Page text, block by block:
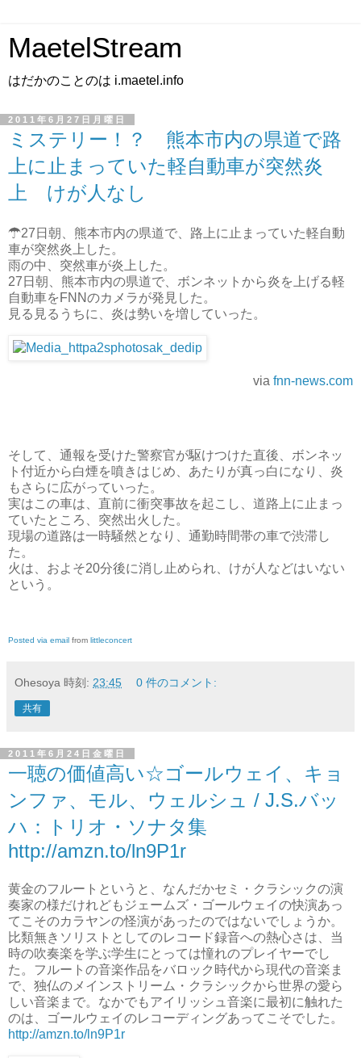
MaetelStream
はだかのことのは i.maetel.info
2011年6月27日月曜日
ミステリー！？ 熊本市内の県道で路
上に止まっていた軽自動車が突然炎
上 けが人なし
☂27日朝、熊本市内の県道で、路上に止まっていた軽自動
車が突然炎上した。
雨の中、突然車が炎上した。
27日朝、熊本市内の県道で、ボンネットから炎を上げる軽
自動車をFNNのカメラが発見した。
見る見るうちに、炎は勢いを増していった。
via fnn-news.com
そして、通報を受けた警察官が駆けつけた直後、ボンネッ
ト付近から白煙を噴きはじめ、あたりが真っ白になり、炎
もさらに広がっていった。
実はこの車は、直前に衝突事故を起こし、道路上に止まっ
ていたところ、突然出火した。
現場の道路は一時騒然となり、通勤時間帯の車で渋滞し
た。
火は、およそ20分後に消し止められ、けが人などはいない
という。
Posted via email from littleconcert
Ohesoya 時刻: 23:45 0 件のコメント:
共有
2011年6月24日金曜日
一聴の価値高い☆ゴールウェイ、キョ
ンファ、モル、ウェルシュ / J.S.バッ
ハ：トリオ・ソナタ集
http://amzn.to/ln9P1r
黄金のフルートというと、なんだかセミ・クラシックの演
奏家の様だけれどもジェームズ・ゴールウェイの快演あっ
てこそのカラヤンの怪演があったのではないでしょうか。
比類無きソリストとしてのレコード録音への熱心さは、当
時の吹奏楽を学ぶ学生にとっては憧れのプレイヤーでし
た。フルートの音楽作品をバロック時代から現代の音楽ま
で、独仏のメインストリーム・クラシックから世界の愛ら
しい音楽まで。なかでもアイリッシュ音楽に最初に触れた
のは、ゴールウェイのレコーディングあってこそでした。
http://amzn.to/ln9P1r